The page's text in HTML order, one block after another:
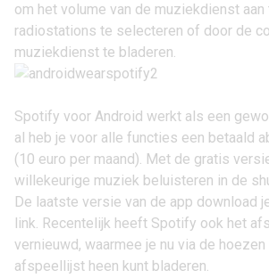
om het volume van de muziekdienst aan
radiostations te selecteren of door de
muziekdienst te bladeren.
Spotify voor Android werkt als een
al heb je voor alle functies een betaald
(10 euro per maand). Met de gratis
willekeurige muziek beluisteren in de
De laatste versie van de app download
link. Recentelijk heeft Spotify ook het
vernieuwd, waarmee je nu via de hoezen
afspeellijst heen kunt bladeren.